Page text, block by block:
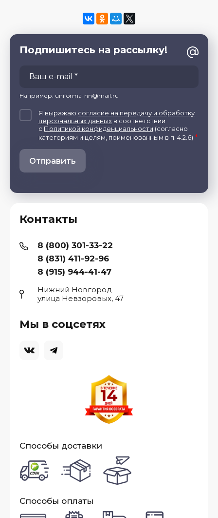
Контакты
8 (800) 301-33-22
8 (831) 411-92-96
8 (915) 944-41-47
Нижний Новгород
улица Невзоровых, 47
Мы в соцсетях
Способы доставки
Способы оплаты
Подпишитесь на рассылку!
Например: uniforma-nn@mail.ru
Я выражаю согласие на передачу и обработку
персональных данных в соответствии
с Политикой конфиденциальности (согласно
категориям и целям, поименованным в п. 4.2.6) *
Отправить